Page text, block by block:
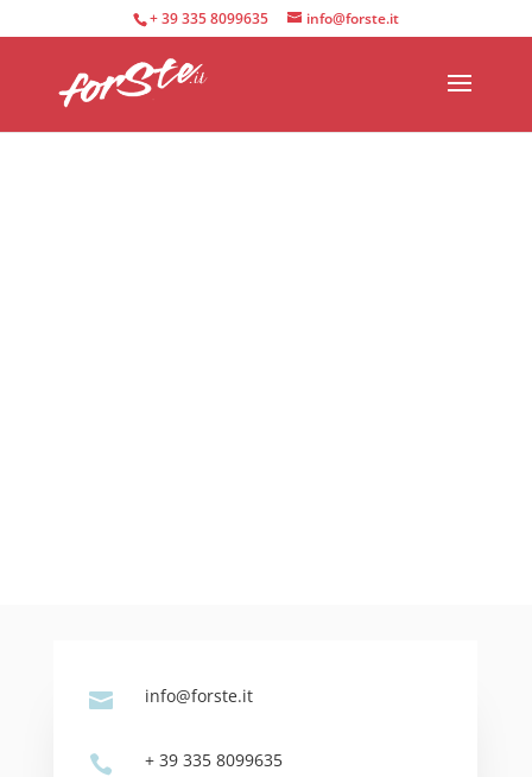
+ 39 335 8099635 info@forste.it
 info@forste.it
 + 39 335 8099635